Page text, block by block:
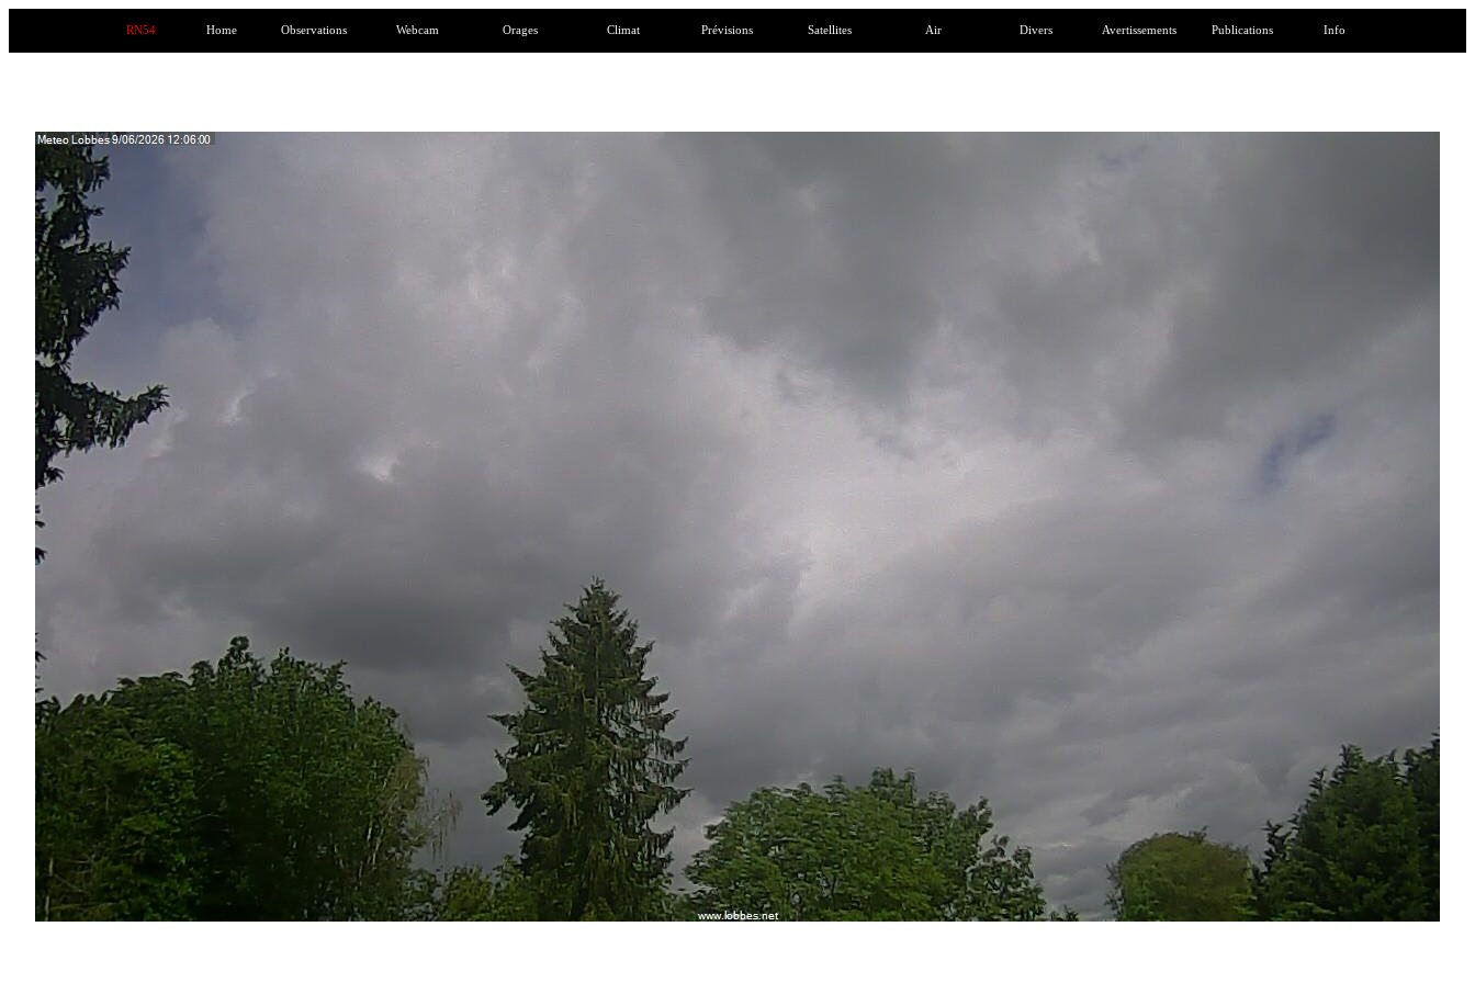
RN54 Home Observations Webcam Orages Climat Prévisions Satellites Air Divers Avertissements Publications Info